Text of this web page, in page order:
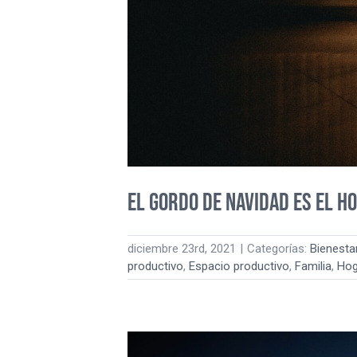
El Gordo de Navidad es el
diciembre 23rd, 2021 | Categorías:
productivo, Espacio productivo, Familia,